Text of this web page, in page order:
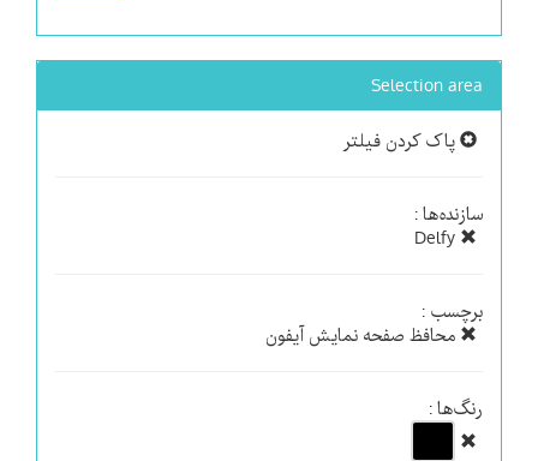
Selection area
پاک کردن فیلتر
سازنده‌ها :
برچسب :
محافظ صفحه نمایش آیفون
رنگ‌ها :